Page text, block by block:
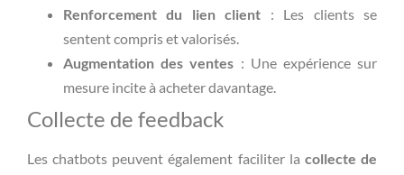
Renforcement du lien client : Les clients se
sentent compris et valorisés.
Augmentation des ventes : Une expérience sur
mesure incite à acheter davantage.
Collecte de feedback
Les chatbots peuvent également faciliter la collecte de